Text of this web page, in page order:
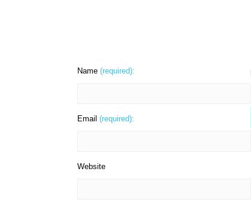
Name (required):
Email (required):
Website